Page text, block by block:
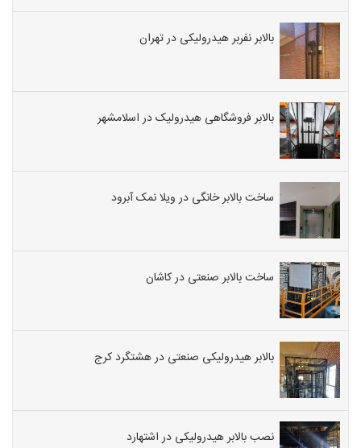
بالابر نفربر هیدرولیکی در تهران
بالابر فروشگاهی هیدرولیک در اسلامشهر
ساخت بالابر خانگی در ویلا نمک آبرود
ساخت بالابر صنعتی در کاشان
بالابر هیدرولیکی صنعتی در هشتگرد کرج
نصب بالابر هیدرولیکی در اشتهارد